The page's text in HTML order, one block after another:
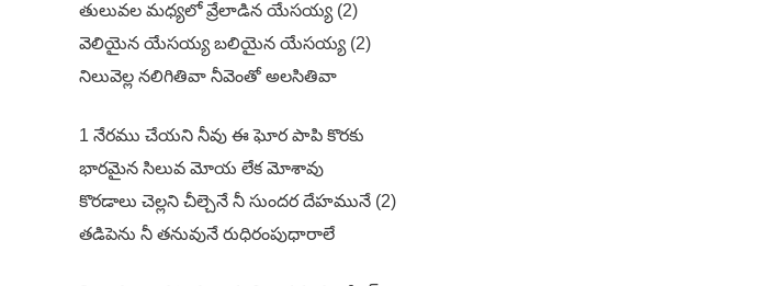
తులువల మధ్యలో వ్రేలాడిన యేసయ్య (2)
వెలియైన యేసయ్య బలియైన యేసయ్య (2)
నిలువెల్ల నలిగితివా నీవెంతో అలసితివా
1 నేరము చేయని నీవు ఈ ఘోర పాపి కొరకు
భారమైన సిలువ మోయ లేక మోశావు
కొరడాలు చెల్లని చీల్చెనే నీ సుందర దేహమునే (2)
తడిపెను నీ తనువునే రుధిరంపుధారాలే